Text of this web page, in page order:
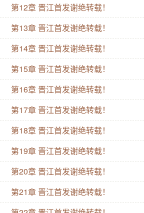
首发,谢绝一切盗文网转裁！盗文必
文君请手下留情！作者玻璃心,读者
请不要打负分！可以不爱,但请不要
第12章 晋江首发谢绝转载！
第13章 晋江首发谢绝转载！
第14章 晋江首发谢绝转载！
第15章 晋江首发谢绝转载！
第16章 晋江首发谢绝转载！
第17章 晋江首发谢绝转载！
第18章 晋江首发谢绝转载！
第19章 晋江首发谢绝转载！
第20章 晋江首发谢绝转载！
第21章 晋江首发谢绝转载！